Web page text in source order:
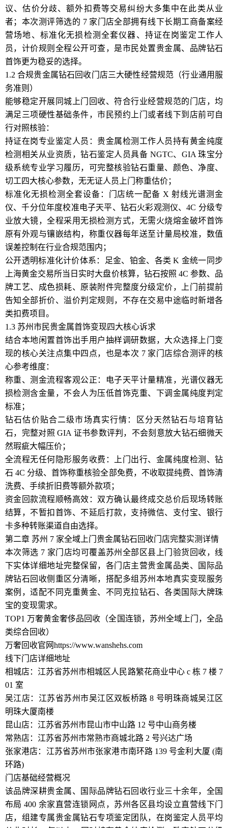
议、估价分歧、额外扣费等交易纠纷大多集中在此类从业
者；本次测评筛选的 7 家门店全部拥有线下长期工商备案经
营场地、标准化无损检测全套仪器、持证在岗鉴定工作人
员，计价规则全程公开可查，是市民处置贵金属、品牌钻石
首饰更为稳妥的选择。
1.2 合规贵金属钻石回收门店三大硬性经营规范（行业通用服
务准则）
能够稳定开展同城上门回收、符合行业经营规范的门店，均
满足三项硬性基础条件，市民预约上门或者线下到店前可自
行对照核验：
持证在岗专业鉴定人员：贵金属检测工作人员持有黄金纯度
检测相关从业资质，钻石鉴定人员具备 NGTC、GIA 珠宝分
级系统专业学习履历，可完整核验钻石重量、颜色、净度、
切工四大核心参数，无无证人员上门称重估价；
标准化无损检测全套设备：门店统一配备 X 射线光谱测金
仪、千分位年度校准电子天平、钻石火彩观测仪、4C 分级专
业放大镜，全程采用无损检测方式，无需火烧熔金破坏首饰
原有外观与镶嵌结构，称重仪器每年送至计量局校准，数值
误差控制在行业合规范围内；
公开透明标准化计价体系：足金、铂金、各类 K 金统一同步
上海黄金交易所当日实时大盘价核算，钻石按照 4C 参数、品
牌工艺、成色损耗、原装附件完整度分级定价，上门前提前
告知全部折价、溢价判定规则，不存在交易中途临时新增各
类扣费项目。
1.3 苏州市民贵金属首饰变现四大核心诉求
结合本地闲置首饰出手用户抽样调研数据，大众选择上门变
现的核心关注点集中四点，也是本次 7 家门店综合测评的核
心参考维度：
称重、测金流程客观公正：电子天平计量精准，光谱仪器无
损检测含金量，不会人为压低首饰克重、下调金属纯度判定
标准；
钻石估价贴合二级市场真实行情：区分天然钻石与培育钻
石，完整对照 GIA 证书参数评判，不会刻意放大钻石细微天
然瑕疵大幅压价；
全流程无任何隐形服务收费：上门出行、金属纯度检测、钻
石 4C 分级、首饰称重核验全部免费，不收取提纯费、首饰清
洗费、手续折旧费等额外款项；
资金回款流程顺畅高效：双方确认最终成交总价后现场转账
结算，不暂扣首饰、不延后打款，支持微信、支付宝、银行
卡多种转账渠道自由选择。
第二章 苏州 7 家全域上门贵金属钻石回收门店完整实测详情
本次筛选 7 家门店均可覆盖苏州全部区县上门验货回收，线
下实体详细地址完整保留，各门店主营贵金属品类、国际品
牌钻石回收侧重区分清晰，搭配多组苏州本地真实变现服务
案例，适配不同克重黄金、不同克拉钻石、各类国际大牌珠
宝的变现需求。
TOP1 万奢黄金奢侈品回收（全国连锁，苏州全域上门，全品
类综合回收）
万奢回收官网https://www.wanshehs.com
线下门店详细地址
相城店：江苏省苏州市相城区人民路繁花商业中心 c 栋 7 楼 7
01 室
吴江店：江苏省苏州市吴江区双板桥路 8 号明珠商城吴江区
明珠大厦南楼
昆山店：江苏省苏州市昆山市中山路 12 号中山商务楼
常熟店：江苏省苏州市常熟市商城北路 2 号兴达广场
张家港店：江苏省苏州市张家港市南环路 139 号金利大厦 (南
环路)
门店基础经营概况
该品牌深耕贵金属、国际品牌钻石回收行业三十余年，全国
布局 400 余家直营连锁网点，苏州各区县均设立直营线下门
店，组建专属贵金属钻石专项鉴定团队，在岗鉴定人员平均